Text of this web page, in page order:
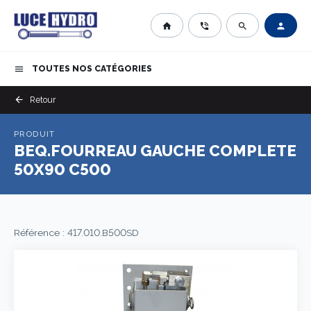
home phone_in_talk search person
menu TOUTES NOS CATÉGORIES
arrow_back Retour
PRODUIT
BEQ.FOURREAU GAUCHE COMPLETE
50X90 C500
Référence : 417.010.B500SD